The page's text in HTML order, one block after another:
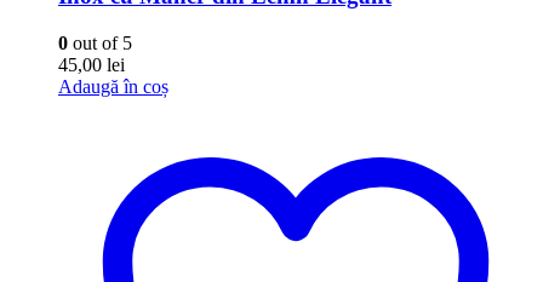
0 out of 5
45,00 lei
Adaugă în coș